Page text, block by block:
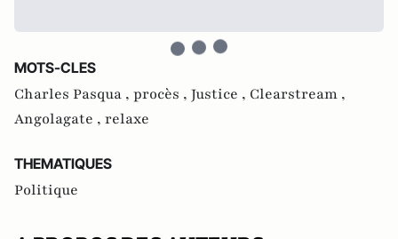
MOTS-CLES
Charles Pasqua , procès , Justice , Clearstream ,
Angolagate , relaxe
THEMATIQUES
Politique